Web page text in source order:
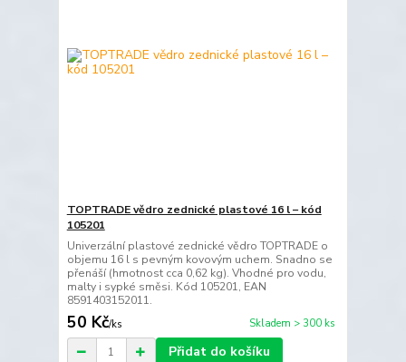
TOPTRADE vědro zednické plastové 16 l – kód
105201
Univerzální plastové zednické vědro TOPTRADE o
objemu 16 l s pevným kovovým uchem. Snadno se
přenáší (hmotnost cca 0,62 kg). Vhodné pro vodu,
malty i sypké směsi. Kód 105201, EAN
8591403152011.
50 Kč/ks Skladem > 300 ks
Přidat do košíku